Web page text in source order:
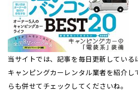
当サイトでは、記事を毎日更新している
キャンピングカーレンタル業者を紹介し
らも併せてチェックしてくださいね。